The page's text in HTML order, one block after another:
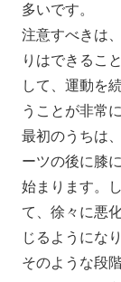
多いです。
注意すべきは
りはできるこ
して、運動を
うことが非常
最初のうちは
ーツの後に膝
始まります。
て、徐々に悪
じるようにな
そのような段